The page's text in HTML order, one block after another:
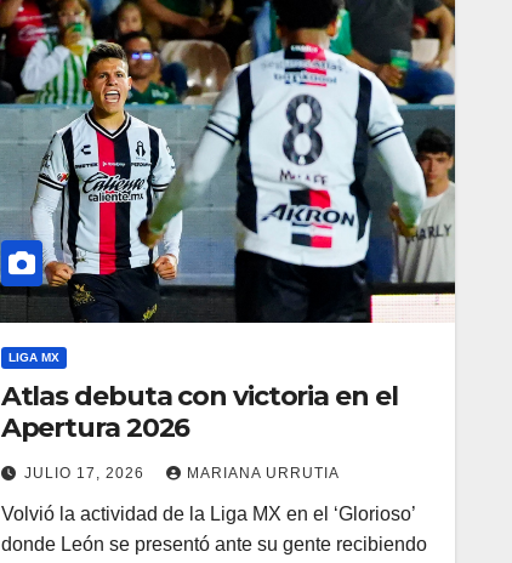
LIGA MX
Atlas debuta con victoria en el
Apertura 2026
JULIO 17, 2026 MARIANA URRUTIA
Volvió la actividad de la Liga MX en el ‘Glorioso’
donde León se presentó ante su gente recibiendo